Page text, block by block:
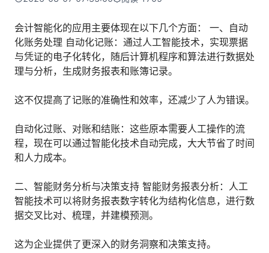
全面支持国产信创生态
实在取数宝
一键提数整合，洞察更高效
政府及公共服务
能源及制造业
医药行业
更多行业客户
政府
统计税务 | 行政审批 | 基层减负 | 优化营商
烟草
制造业
司法
智能辅办 | 要素提取 | 自动立案 | 流程智动
财务
智能票据 | 自动报税 | 自动存单 | 智能审计
会计智能化的应用主要体现在以下几个方面： 一、自动
化账务处理 自动化记账：通过人工智能技术，实现票据
与凭证的电子化转化，随后计算机程序和算法进行数据处
理与分析，生成财务报表和账簿记录。
这不仅提高了记账的准确性和效率，还减少了人为错误。
自动化过账、对账和结账：这些原本需要人工操作的流
程，现在可以通过智能化技术自动完成，大大节省了时间
和人力成本。
二、智能财务分析与决策支持 智能财务报表分析：人工
智能技术可以将财务报表数字转化为结构化信息，进行数
据交叉比对、梳理，并建模预测。
这为企业提供了更深入的财务洞察和决策支持。